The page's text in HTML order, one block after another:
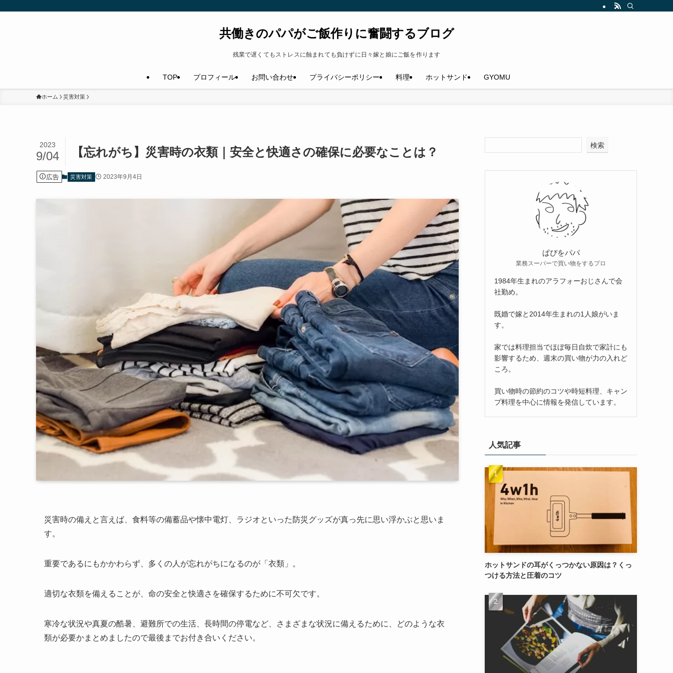
共働きのパパがご飯作りに奮闘するブログ
残業で遅くてもストレスに蝕まれても負けずに日々嫁と娘にご飯を作ります
TOP プロフィール お問い合わせ プライバシーポリシー 料理 ホットサンド GYOMU
ホーム 災害対策
【忘れがち】災害時の衣類｜安全と快適さの確保に必要なことは？
2023
9/04
広告 災害対策 2023年9月4日
災害時の備えと言えば、食料等の備蓄品や懐中電灯、ラジオといった防災グッズが真っ先に思い浮かぶと思いま
す。
重要であるにもかかわらず、多くの人が忘れがちになるのが「衣類」。
適切な衣類を備えることが、命の安全と快適さを確保するために不可欠です。
寒冷な状況や真夏の酷暑、避難所での生活、長時間の停電など、さまざまな状況に備えるために、どのような衣
類が必要かまとめましたので最後までお付き合いください。
検索
ぱぴをパパ
業務スーパーで買い物をするプロ
1984年生まれのアラフォーおじさんで会
社勤め。
既婚で嫁と2014年生まれの1人娘がいま
す。
家では料理担当でほぼ毎日自炊で家計にも
影響するため、週末の買い物が力の入れど
ころ。
買い物時の節約のコツや時短料理、キャン
プ料理を中心に情報を発信しています。
人気記事
ホットサンドの耳がくっつかない原因は？くっ
つける方法と圧着のコツ